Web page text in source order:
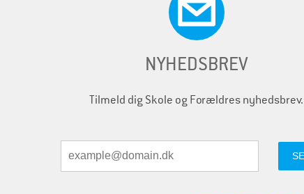
NYHEDSBREV
Tilmeld dig Skole og Forældres nyhedsbrev.